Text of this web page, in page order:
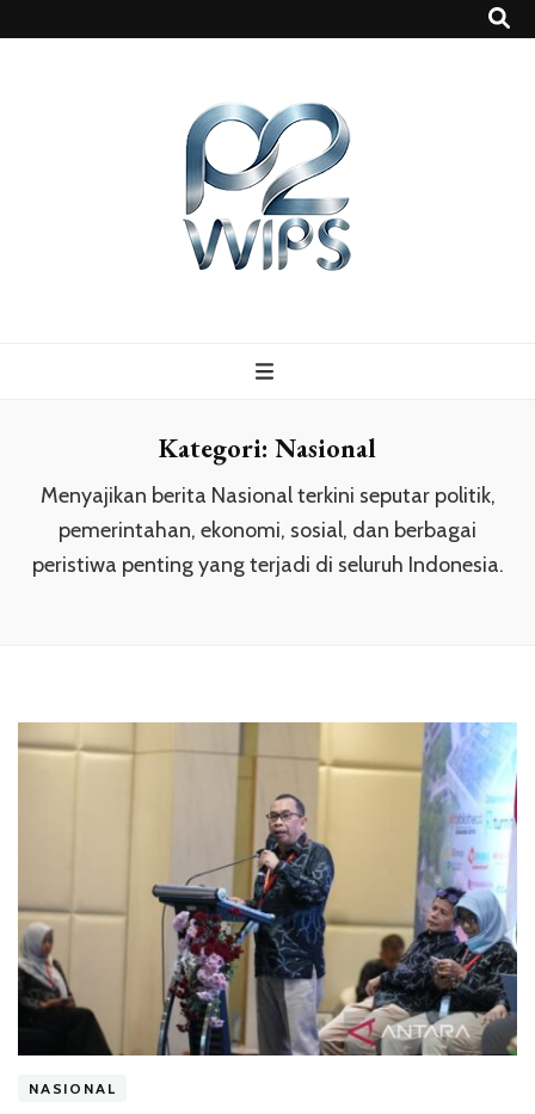
Kategori: Nasional
Menyajikan berita Nasional terkini seputar politik,
pemerintahan, ekonomi, sosial, dan berbagai
peristiwa penting yang terjadi di seluruh Indonesia.
NASIONAL